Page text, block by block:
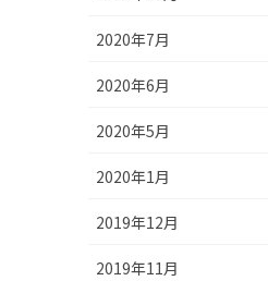
2020年7月
2020年6月
2020年5月
2020年1月
2019年12月
2019年11月